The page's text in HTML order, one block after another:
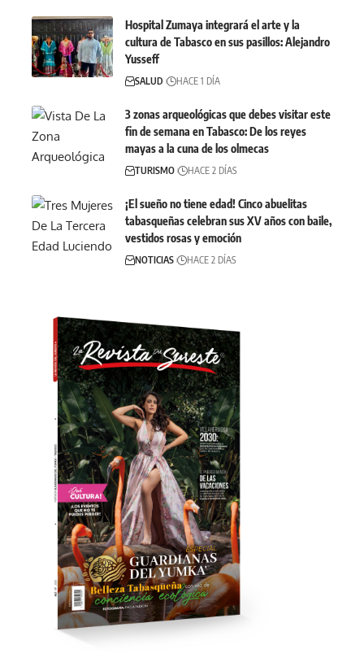
Hospital Zumaya integrará el arte y la
cultura de Tabasco en sus pasillos: Alejandro
Yusseff
SALUD HACE 1 DÍA
3 zonas arqueológicas que debes visitar este
fin de semana en Tabasco: De los reyes
mayas a la cuna de los olmecas
TURISMO HACE 2 DÍAS
¡El sueño no tiene edad! Cinco abuelitas
tabasqueñas celebran sus XV años con baile,
vestidos rosas y emoción
NOTICIAS HACE 2 DÍAS